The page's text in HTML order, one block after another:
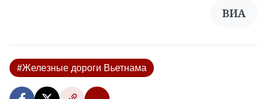
ВИА
#Железные дороги Вьетнама